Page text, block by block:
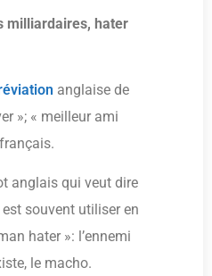
milliardaires, hater
anglaise de
»; « meilleur ami
anglais qui veut dire
souvent utiliser en
hater »: l’ennemi
le macho.